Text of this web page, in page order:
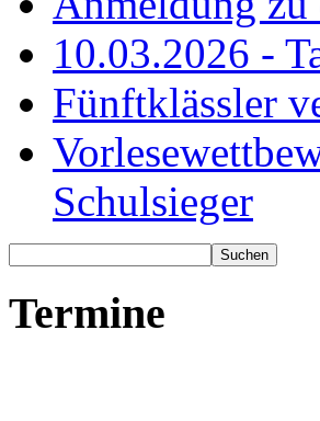
10.03.2026 -
Fünftklässler
Schulsieger
Termine